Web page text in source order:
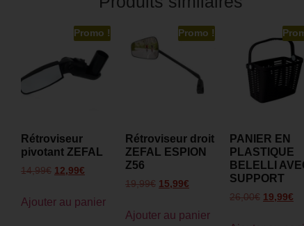
Promo !
Rétroviseur
pivotant ZEFAL
14,99€ 12,99€
Ajouter au panier
Promo !
Rétroviseur droit
ZEFAL ESPION
Z56
19,99€ 15,99€
Ajouter au panier
PANIER EN
PLASTIQUE
BELELLI
SUPPORT
26,00€ 19,99€